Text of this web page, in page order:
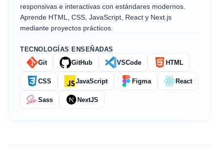
responsivas e interactivas con estándares modernos.
Aprende HTML, CSS, JavaScript, React y Next.js
mediante proyectos prácticos.
TECNOLOGÍAS ENSEÑADAS
Git
GitHub VSCode HTML
CSS JavaScript Figma React
Sass NextJS